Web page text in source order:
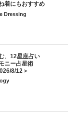
着にもおすすめ
Dressing
、12星座占い
ニー占星術
8/12＞